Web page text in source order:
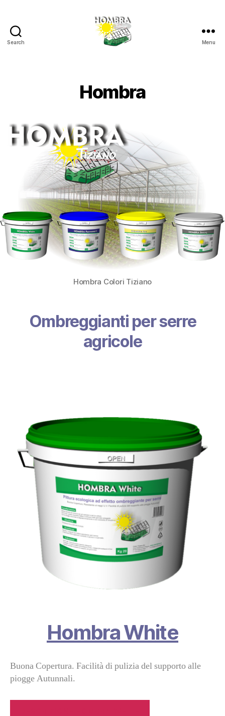
Search Menu
Hombra
Hombra Colori Tiziano
Ombreggianti per serre
agricole
Hombra White
Buona Copertura. Facilità di pulizia del supporto alle
piogge Autunnali.